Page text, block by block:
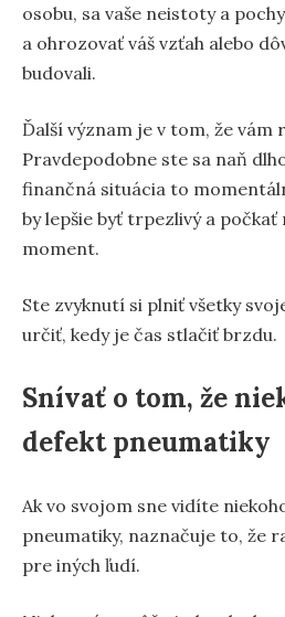
osobu, sa vaše neistoty a
a ohrozovať váš vzťah alebo
budovali.
Ďalší význam je v tom, že vám
Pravdepodobne ste sa naň
finančná situácia to
by lepšie byť trpezlivý a počkať
moment.
Ste zvyknutí si plniť všetky
určiť, kedy je čas stlačiť brzdu.
Snívať o tom, že
defekt pneumatiky
Ak vo svojom sne vidíte
pneumatiky, naznačuje to, že
pre iných ľudí.